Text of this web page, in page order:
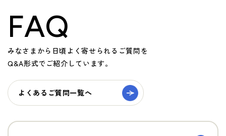
FAQ
みなさまから日頃よく寄せられるご質問を
Q&A形式でご紹介しています。
よくあるご質問一覧へ